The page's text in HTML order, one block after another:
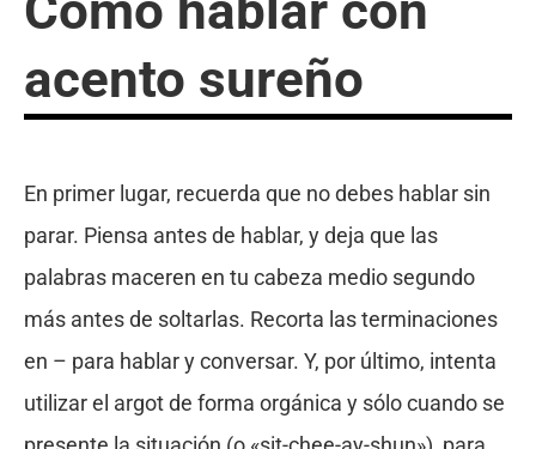
acento sureño
En primer lugar, recuerda que no debes hablar sin
parar. Piensa antes de hablar, y deja que las
palabras maceren en tu cabeza medio segundo
más antes de soltarlas. Recorta las terminaciones
en – para hablar y conversar. Y, por último, intenta
utilizar el argot de forma orgánica y sólo cuando se